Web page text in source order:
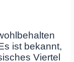
ist bekannt,
Viertel